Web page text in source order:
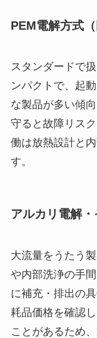
PEM電解方式（
スタンダードで
ンパクトで、起
な製品が多い傾
守ると故障リス
働は放熱設計と
す。
アルカリ電解
大流量をうたう
や内部洗浄の手
に補充・排出の
耗品価格を確認
ことがあるため